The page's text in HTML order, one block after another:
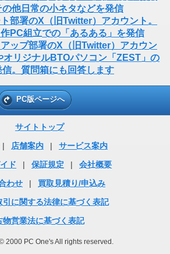
PC版ページへ
サイトトップ
| 店舗案内 |
サービス案内
ド
| 保証規定 |
会社概要
わせ
|
買取見積り/申込み
引に関する法律に基づく表記
物営業法に基づく表記
2000 PC One's All rights reserved.